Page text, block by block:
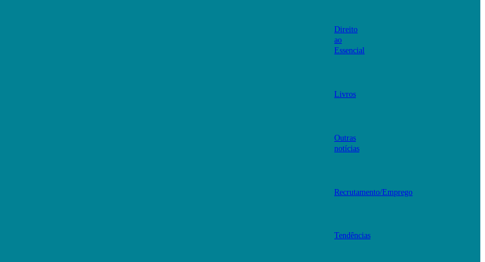
Direito
ao
Essencial
Livros
Outras
notícias
Recrutamento/Emprego
Tendências